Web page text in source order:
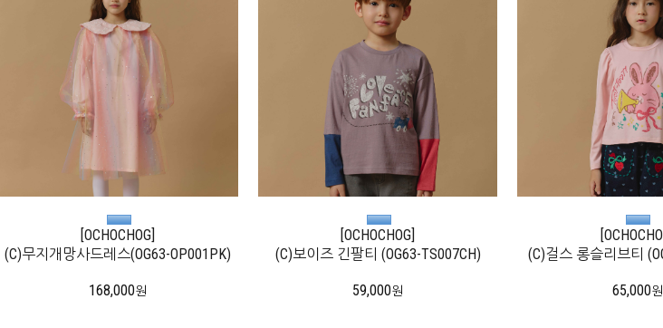
[OCHOCHOG]
(C)무지개망사드레스(OG63-OP001PK)
168,000원
[OCHOCHOG]
(C)보이즈 긴팔티 (OG63-TS007CH)
59,000원
(C)걸스 롱슬리브티
65,000원